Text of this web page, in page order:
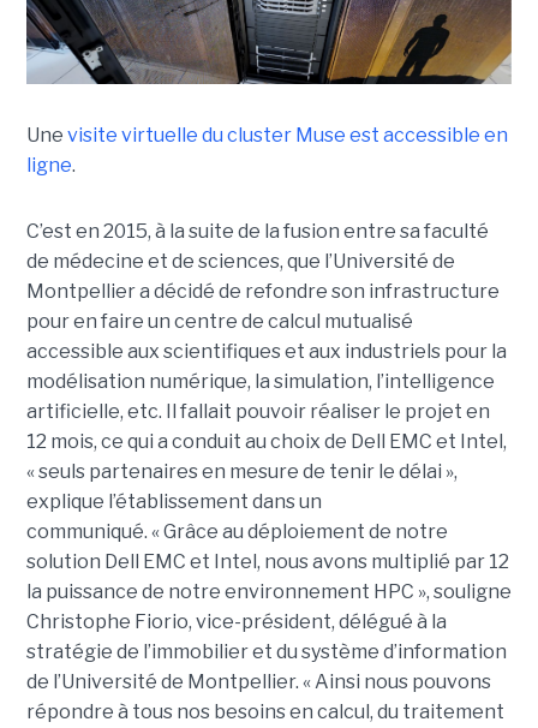
Une visite virtuelle du cluster Muse est accessible en
ligne.
C’est en 2015, à la suite de la fusion entre sa faculté
de médecine et de sciences, que l’Université de
Montpellier a décidé de refondre son infrastructure
pour en faire un centre de calcul mutualisé
accessible aux scientifiques et aux industriels pour la
modélisation numérique, la simulation, l’intelligence
artificielle, etc. Il fallait pouvoir réaliser le projet en
12 mois, ce qui a conduit au choix de Dell EMC et Intel,
« seuls partenaires en mesure de tenir le délai »,
explique l’établissement dans un
communiqué. « Grâce au déploiement de notre
solution Dell EMC et Intel, nous avons multiplié par 12
la puissance de notre environnement HPC », souligne
Christophe Fiorio, vice-président, délégué à la
stratégie de l’immobilier et du système d’information
de l’Université de Montpellier. « Ainsi nous pouvons
répondre à tous nos besoins en calcul, du traitement